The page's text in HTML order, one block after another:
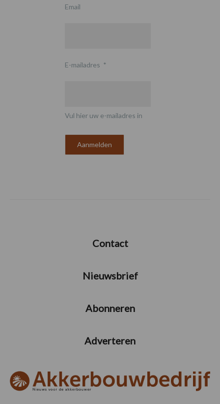
Email
E-mailadres *
Vul hier uw e-mailadres in
Contact
Nieuwsbrief
Abonneren
Adverteren